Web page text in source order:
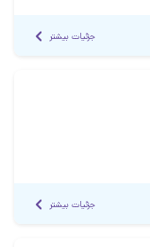
جزئیات بیشتر
جزئیات بیشتر